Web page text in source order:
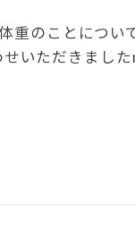
重のことについ
いただきまし